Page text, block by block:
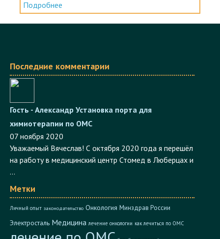
химиотерапии по ОМС
07 ноября 2020
Уважаемый Вячеслав! С октября 2020 года я перешёл
на работу в медицинский центр Стомед в Люберцах и
...
Метки
Личный опыт законодательство Онкология Минздрав России
Электросталь Медицина как лечиться по ОМС
лечение по ОМС